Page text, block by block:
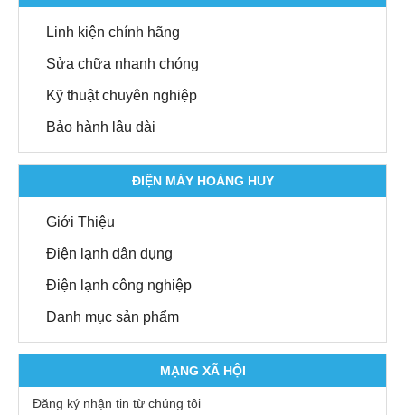
Linh kiện chính hãng
Sửa chữa nhanh chóng
Kỹ thuật chuyên nghiệp
Bảo hành lâu dài
ĐIỆN MÁY HOÀNG HUY
Giới Thiệu
Điện lạnh dân dụng
Điện lạnh công nghiệp
Danh mục sản phẩm
MẠNG XÃ HỘI
Đăng ký nhận tin từ chúng tôi